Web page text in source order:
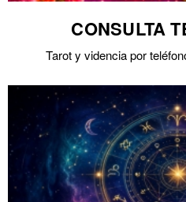
CONSULTA
Tarot y videncia por